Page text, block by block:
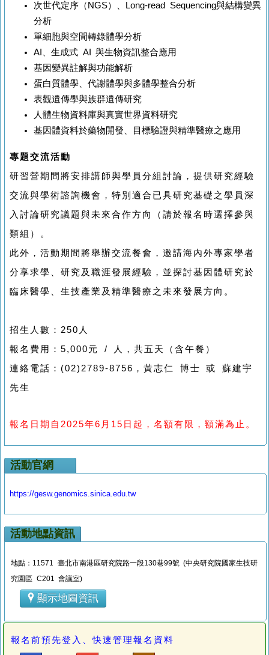
次世代定序（NGS）、Long-read Sequencing與結構變異
分析
單細胞與空間轉錄體學分析
AI、生成式 AI 與生物資訊整合應用
基因變異註解與功能解析
蛋白質體學、代謝體學與多體學整合分析
表觀遺傳學與族群遺傳研究
人體生物資料庫與真實世界資料研究
基因體資料於藥物開發、目標驗證與精準醫療之應用
專題交流活動
研習營期間將安排講師與學員分組討論，提供研究經驗
交流與學術諮詢機會，特別適合已具研究基礎之學員深
入討論研究議題與未來合作方向（請於報名時選擇參與
類組）。
此外，活動期間將舉辦交流餐會，邀請海內外專家學者
分享求學、研究及職涯發展經驗，並探討基因體研究於
臨床醫學、生技產業及精準醫療之未來發展方向。
招生人數：250人
報名費用：5,000元 / 人，共五天（含午餐）
連絡電話：(02)2789-8756，黃志仁 博士 或 蘇建宇
先生
報名日期自2025年6月15日起，名額有限，額滿為止。
活動官網
https://gesw.genomics.sinica.edu.tw
活動地點資訊
地點：11571 臺北市南港區研究院路一段130巷99號 (中央研究院國家生技研
究園區 C201 會議室)
顯示地圖資訊
報名前預先登入、快速管理報名資料